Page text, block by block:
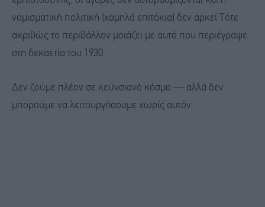
νομισματική πολιτική (χαμηλά επιτόκια) δεν αρκεί Τότε
ακριβώς το περιβάλλον μοιάζει με αυτό που περιέγραψε
στη δεκαετία του 1930.
Δεν ζούμε πλέον σε κεϋνσιανό κόσμο — αλλά δεν
μπορούμε να λειτουργήσουμε χωρίς αυτόν.